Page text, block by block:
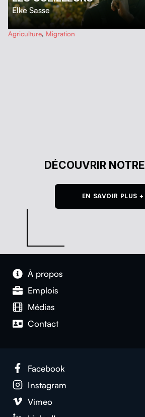
Elke Sasse
…
Agriculture, Migration
DÉCOUVRIR
EN SAVOIR PLUS +
À pro­pos
Emplois
Médias
Con­tact
Face­book
Insta­gram
Vimeo